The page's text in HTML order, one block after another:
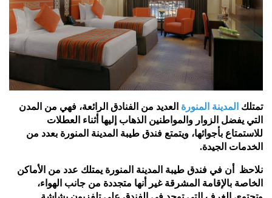
تمتلك المدينة المنورة العديد من الفنادق الرائعة، فهي من المدن
التي يفضل الزوار والمواطنين الذهاب إليها أثناء العطلات
للاستمتاع بأجوائها، ويتمتع فندق طيبة المدينة المنورة بعدد من
الخدمات الجيدة.
نلاحظ أن في فندق طيبة المدينة المنورة يمتلك عدد من الأماكن
الخاصة بالإقامة المشرقة غير أنها متجددة من جانب الهواء،